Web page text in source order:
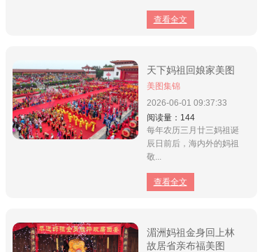
查看全文
天下妈祖回娘家美图
美图集锦
2026-06-01 09:37:33
阅读量：144
每年农历三月廿三妈祖诞
辰日前后，海内外的妈祖
敬...
查看全文
湄洲妈祖金身回上林
故居省亲布福美图